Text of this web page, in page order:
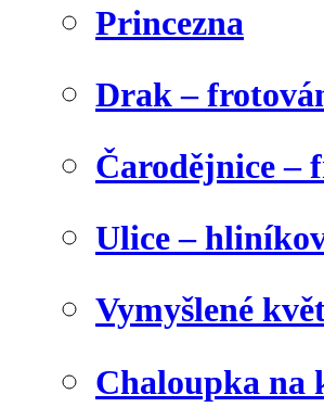
Princezna
Drak –
Čarodějnice –
Ulice –
Vymyšlené
Chaloupka na